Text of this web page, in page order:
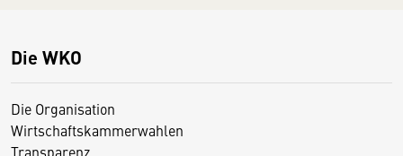
Die WKO
Die Organisation
Wirtschaftskammerwahlen
Transparenz